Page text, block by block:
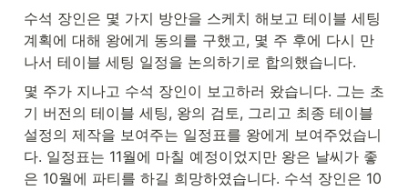
수석 장인은 몇 가지 방안을 스케치 해보고 테이블 세팅
계획에 대해 왕에게 동의를 구했고, 몇 주 후에 다시 만
나서 테이블 세팅 일정을 논의하기로 합의했습니다.
몇 주가 지나고 수석 장인이 보고하러 왔습니다. 그는 초
기 버전의 테이블 세팅, 왕의 검토, 그리고 최종 테이블
설정의 제작을 보여주는 일정표를 왕에게 보여주었습니
다. 일정표는 11월에 마칠 예정이었지만 왕은 날씨가 좋
은 10월에 파티를 하길 희망하였습니다. 수석 장인은 10